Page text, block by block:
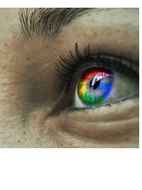
¿Cómo eliminar
información de
Google para
evitar una mala
reputación en la